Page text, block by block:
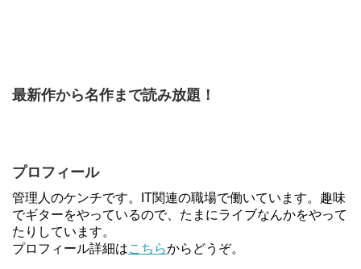
最新作から名作まで読み放題！
プロフィール
管理人のケンチです。IT関連の職場で働いています。趣味
でギターをやっているので、たまにライブなんかをやって
たりしています。
プロフィール詳細はこちらからどうぞ。